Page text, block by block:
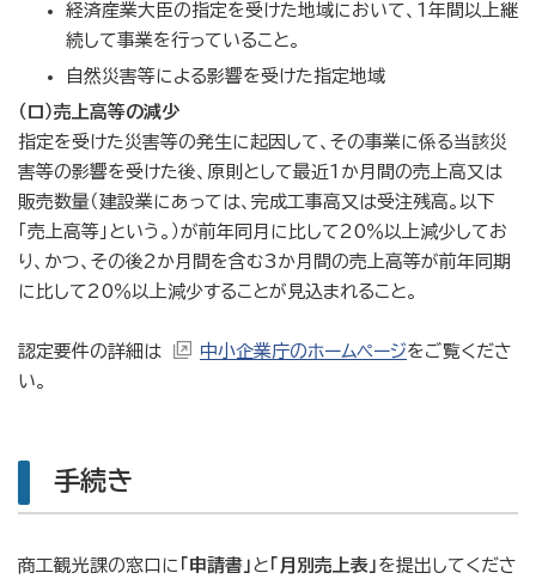
経済産業大臣の指定を受けた地域において、1年間以上継
続して事業を行っていること。
自然災害等による影響を受けた指定地域
（ロ）売上高等の減少
指定を受けた災害等の発生に起因して、その事業に係る当該災
害等の影響を受けた後、原則として最近1か月間の売上高又は
販売数量（建設業にあっては、完成工事高又は受注残高。以下
「売上高等」という。）が前年同月に比して20％以上減少してお
り、かつ、その後2か月間を含む3か月間の売上高等が前年同期
に比して20％以上減少することが見込まれること。
認定要件の詳細は 中小企業庁のホームページをご覧くださ
い。
手続き
商工観光課の窓口に 「申請書」 と 「月別売上表」 を提出してくださ